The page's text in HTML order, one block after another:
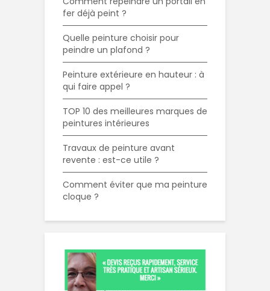
fer déjà peint ?
Quelle peinture choisir pour
peindre un plafond ?
Peinture extérieure en hauteur : à
qui faire appel ?
TOP 10 des meilleures marques de
peintures intérieures
Travaux de peinture avant
revente : est-ce utile ?
Comment éviter que ma peinture
cloque ?